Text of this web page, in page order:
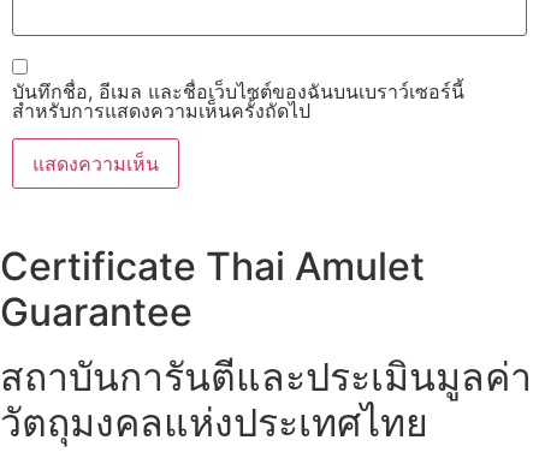
บันทึกชื่อ, อีเมล และชื่อเว็บไซต์ของฉันบนเบราว์เซอร์นี้
สำหรับการแสดงความเห็นครั้งถัดไป
Certificate Thai Amulet
Guarantee
สถาบันการันตีและประเมินมูลค่า
วัตถุมงคลแห่งประเทศไทย